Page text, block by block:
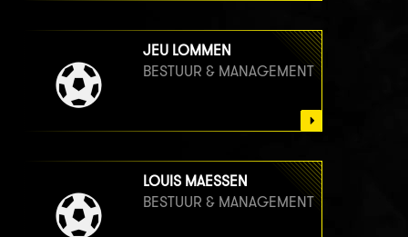
JEU LOMMEN
BESTUUR & MANAGEMENT
LOUIS MAESSEN
BESTUUR & MANAGEMENT